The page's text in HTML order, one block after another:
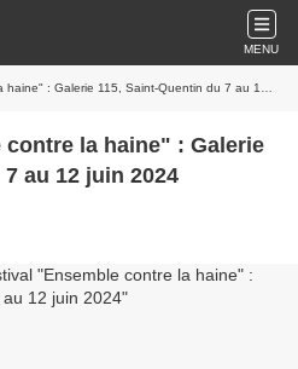
MENU
: Galerie 115, Saint-Quentin du 7 au 12 juin 2024
la haine" : Galerie
au 12 juin 2024